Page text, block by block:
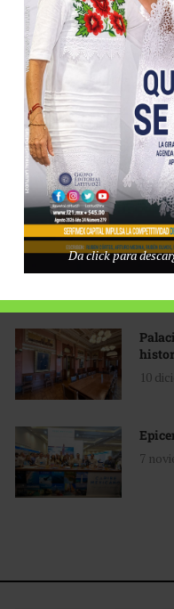
Tecnológico de Monterrey
3 agosto, 2026
1
31
10
7
Da click para